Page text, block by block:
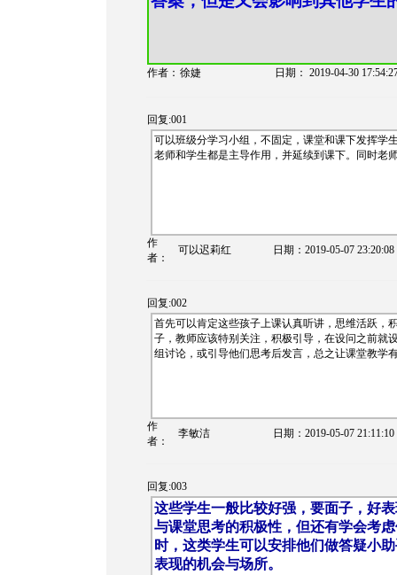
作者： 徐婕 日期： 2019-04-30
回复:001
可以班级分学习小组，不固定，课堂和课下发挥学
老师和学生都是主导作用，并延续到课下。同时老
作
者：
可以迟莉红 日期： 2019-05-07 23:20:08
回复:002
首先可以肯定这些孩子上课认真听讲，思维活跃，
子，教师应该特别关注，积极引导，在设问之前就
组讨论，或引导他们思考后发言，总之让课堂教学
作
者：
李敏洁 日期： 2019-05-07 21:11:10
回复:003
这些学生一般比较好强，要面子，好
与课堂思考的积极性，但还有学会考
时，这类学生可以安排他们做答疑小
表现的机会与场所。